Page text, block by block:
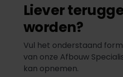
Liever
worden?
Vul het onderstaand
van onze Afbouw
kan opnemen.